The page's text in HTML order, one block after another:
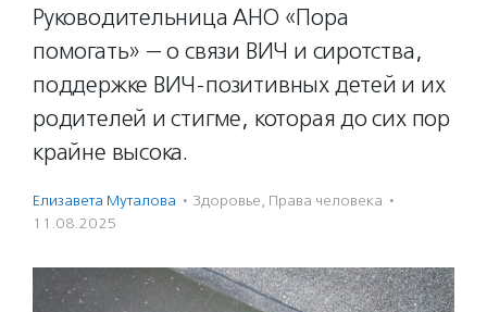
Руководительница АНО «Пора
помогать» — о связи ВИЧ и сиротства,
поддержке ВИЧ-позитивных детей и их
родителей и стигме, которая до сих пор
крайне высока.
Елизавета Муталова · Здоровье, Права человека ·
11.08.2025